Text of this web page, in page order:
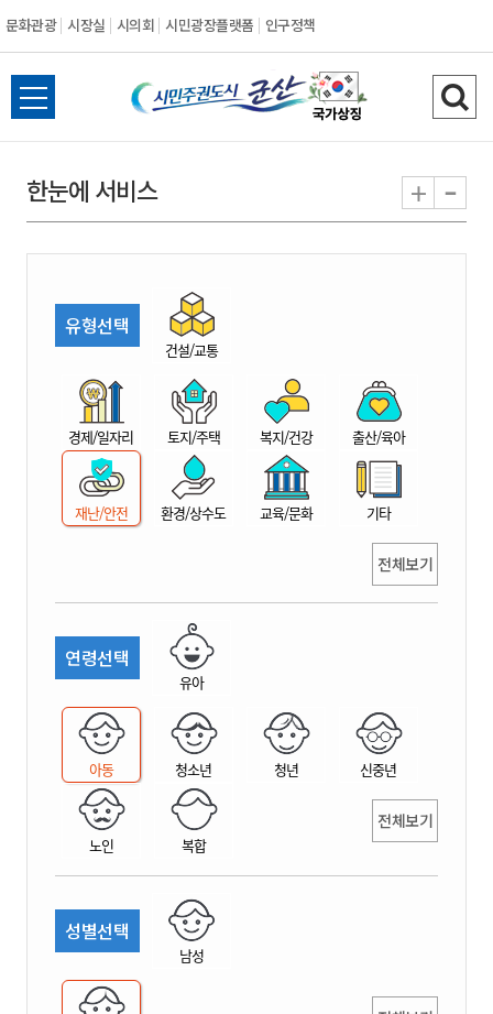
문화관광 시장실 시의회 시민광장플랫폼 인구정책
시
민
권
시
산
전
체
뉴
열
검
색
기
한눈에 서비스 + -
유형선택
건설/교통
경제/일자리 토지/주택 복지/건강 출산/육아
재난/안전 환경/상수도 교육/문화 기타
전체보기
연령선택
유아
아동 청소년 청년 신중년
노인 복합
전체보기
성별선택
남성